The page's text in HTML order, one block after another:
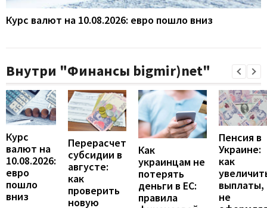
Курс валют на 10.08.2026: евро пошло вниз
Внутри "Финансы bigmir)net"
Курс
валют на
10.08.2026:
евро
пошло
вниз
Перерасчет
субсидии в
августе:
как
проверить
новую
Как
украинцам не
потерять
деньги в ЕС:
правила
Пенсия в
Украине:
как
выплаты,
не